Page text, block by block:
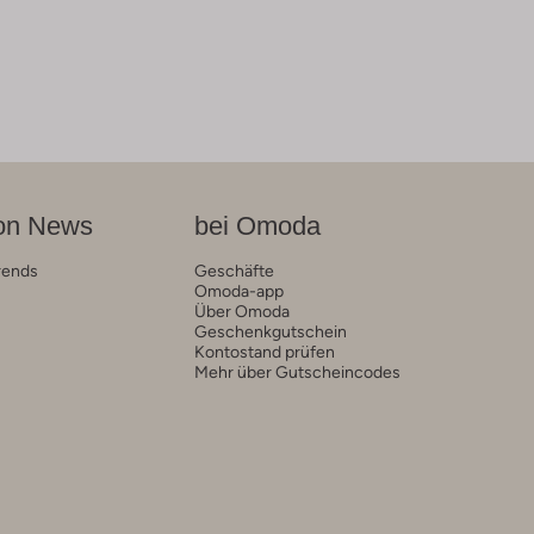
News bei Omoda
Geschäfte
Omoda-app
Über Omoda
Geschenkgutschein
Kontostand prüfen
Mehr über Gutscheincodes